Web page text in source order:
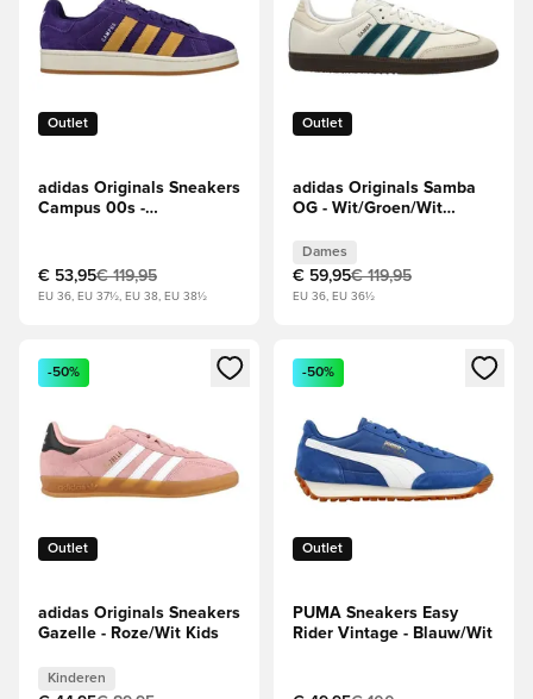
Outlet
adidas Originals Sneakers
Campus 00s -
€ 53,95€ 119,95
EU 36, EU 37½, EU 38, EU 38½
Outlet
adidas Originals Samba
OG - Wit/Groen/Wit
Dames
€ 59,95€ 119,95
EU 36, EU 36½
Opent een venster om in te loggen of je aan te melden als
Outlet
-50%
adidas Originals Sneakers
Gazelle - Roze/Wit Kids
Kinderen
Opent een venster om in te
Outlet
-50%
PUMA Sneakers Easy
Rider Vintage - Blauw/Wit